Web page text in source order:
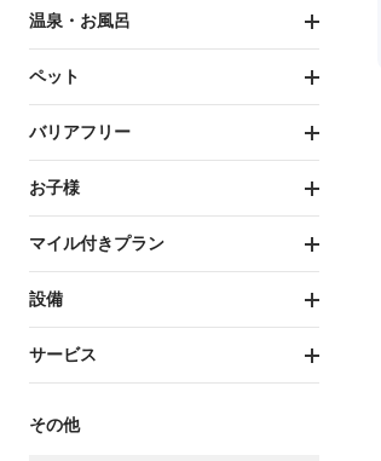
温泉・お風呂
ペット
バリアフリー
お子様
マイル付きプラン
設備
サービス
その他